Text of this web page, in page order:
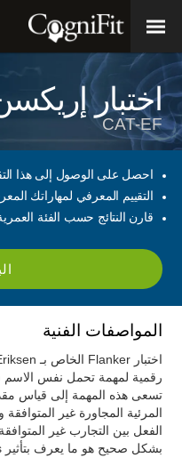
اختبار
CAT-EF
احصل على الوصول إلى هذا
التقييم المعرفي لمهاراتك
قارن النتائج حسب الفئة
المواصفات الفنية
تسعى هذه المهمة إلى قياس
المرئية المجاورة غير
الفعل بين التجارب غير
بشكل صحيح هو ما يعرف بتأثير Flankers.